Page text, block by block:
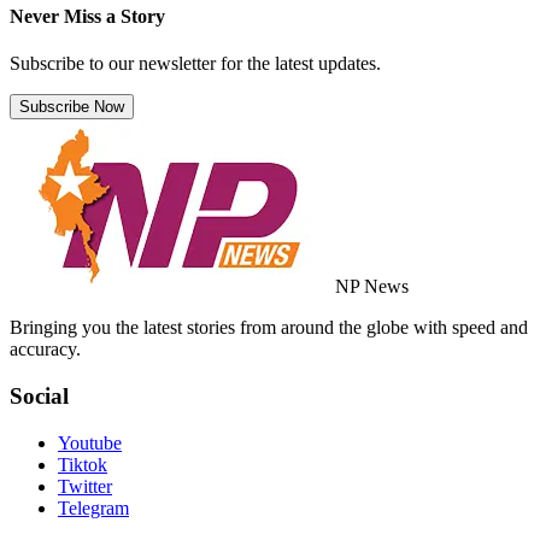
Never Miss a Story
Subscribe to our newsletter for the latest updates.
Subscribe Now
NP News
Bringing you the latest stories from around the globe with speed and
accuracy.
Social
Youtube
Tiktok
Twitter
Telegram